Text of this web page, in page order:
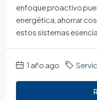
enfoque proactivo
energética, ahorrar
estos sistemas
1 año ago